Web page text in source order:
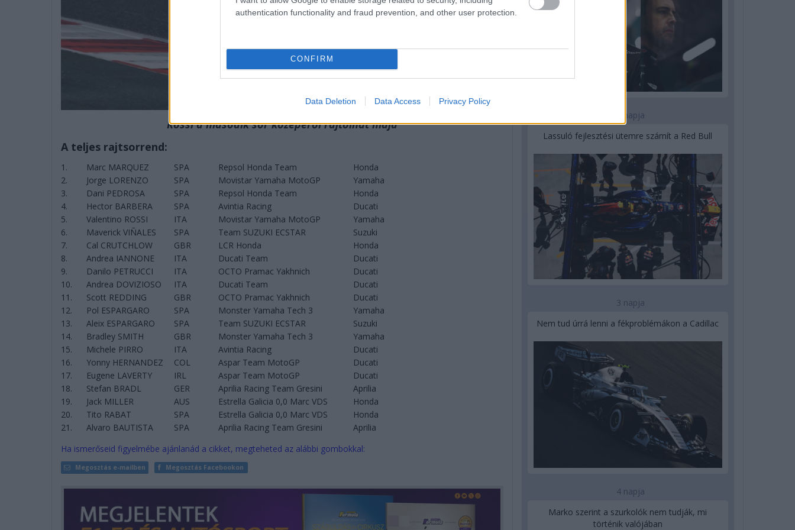
authentication functionality and fraud prevention, and other user protection.
CONFIRM
Data Deletion Data Access Privacy Policy
Rossi a második sor közepéről rajtolhat majd
A teljes rajtsorrend:
1. Marc MARQUEZ SPA Repsol Honda Team
Honda
2.
Jorge LORENZO SPA Movistar Yamaha MotoGP
Yamaha
3.
Dani PEDROSA SPA Repsol Honda Team
Honda
4.
Hector BARBERA SPA Avintia Racing
Ducati
5.
Valentino ROSSI ITA Movistar Yamaha MotoGP
Yamaha
6.
Maverick VIÑALES SPA Team SUZUKI ECSTAR
Suzuki
7.
Cal CRUTCHLOW GBR LCR Honda
Honda
8.
Andrea IANNONE ITA Ducati Team
Ducati
9.
Danilo PETRUCCI ITA OCTO Pramac Yakhnich
Ducati
10.
Andrea DOVIZIOSO ITA Ducati Team
Ducati
11.
Scott REDDING GBR OCTO Pramac Yakhnich
Ducati
12.
Pol ESPARGARO SPA Monster Yamaha Tech 3
Yamaha
13.
Aleix ESPARGARO SPA Team SUZUKI ECSTAR
Suzuki
14.
Bradley SMITH GBR Monster Yamaha Tech 3
Yamaha
15.
Michele PIRRO ITA Avintia Racing
Ducati
16.
Yonny HERNANDEZ COL Aspar Team MotoGP
Ducati
17.
Eugene LAVERTY IRL Aspar Team MotoGP
Ducati
18.
Stefan BRADL GER Aprilia Racing Team Gresini
Aprilia
19.
Jack MILLER AUS Estrella Galicia 0,0 Marc VDS
Honda
20.
Tito RABAT SPA Estrella Galicia 0,0 Marc VDS
Honda
21.
Alvaro BAUTISTA SPA Aprilia Racing Team Gresini
Aprilia
Ha ismerőseid figyelmébe ajánlanád a cikket, megteheted az alábbi gombokkal:
Megosztás e-mailben Megosztás Facebookon
3 napja
Lassuló fejlesztési ütemre számít a Red Bull
3 napja
Nem tud úrrá lenni a fékproblémákon a Cadillac
4 napja
Marko szerint a szurkolók nem tudják, mi
történik valójában